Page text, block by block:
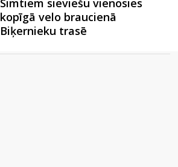
Simtiem sieviešu vienosies
kopīgā velo braucienā
Biķernieku trasē